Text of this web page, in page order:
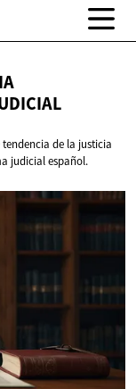
de la justicia
judicial español.